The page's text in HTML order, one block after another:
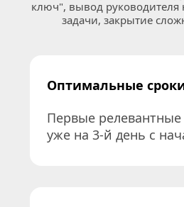
ключ", вывод руководителя
задачи, закрытие
Оптимальные
Первые
уже на 3-й день с